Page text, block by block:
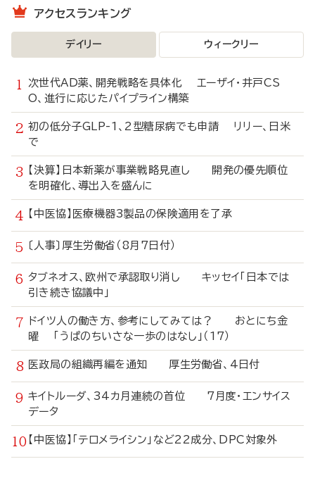
アクセスランキング
デイリー ウィークリー
次世代AD薬、開発戦略を具体化 エーザイ・井戸CS
O、進行に応じたパイプライン構築
初の低分子GLP-1、2型糖尿病でも申請 リリー、日米
で
【決算】日本新薬が事業戦略見直し 開発の優先順位
を明確化、導出入を盛んに
【中医協】医療機器3製品の保険適用を了承
〔人事〕厚生労働省（8月7日付）
タブネオス、欧州で承認取り消し キッセイ「日本では
引き続き協議中」
ドイツ人の働き方、参考にしてみては？ おとにち金
曜 「うぱのちいさな一歩のはなし」（17）
医政局の組織再編を通知 厚生労働省、4日付
キイトルーダ、34カ月連続の首位 7月度・エンサイス
データ
【中医協】「テロメライシン」など22成分、DPC対象外